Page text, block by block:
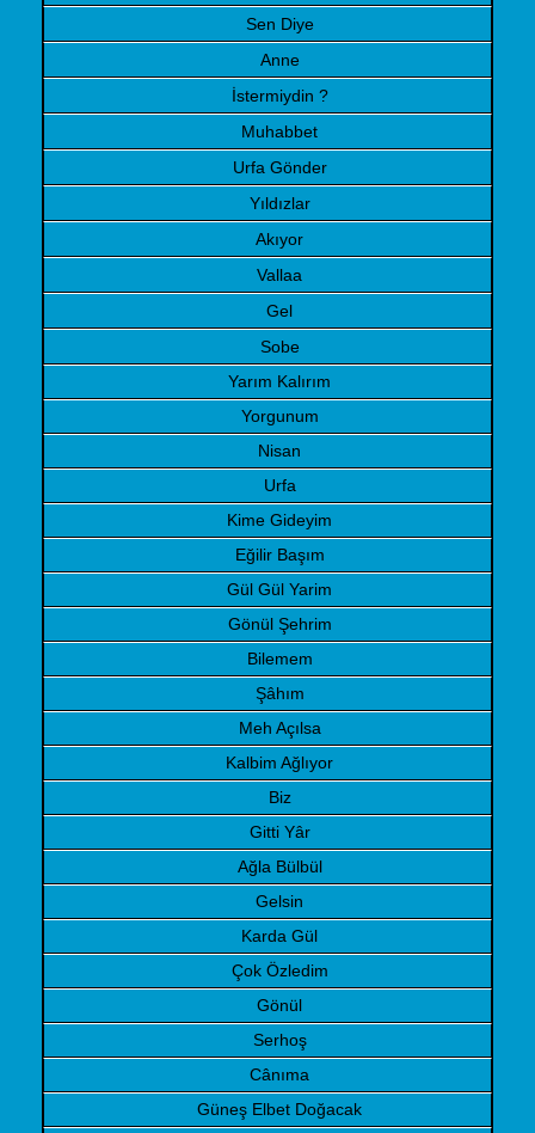
Sen Diye
Anne
İstermiydin ?
Muhabbet
Urfa Gönder
Yıldızlar
Akıyor
Vallaa
Gel
Sobe
Yarım Kalırım
Yorgunum
Nisan
Urfa
Kime Gideyim
Eğilir Başım
Gül Gül Yarim
Gönül Şehrim
Bilemem
Şâhım
Meh Açılsa
Kalbim Ağlıyor
Biz
Gitti Yâr
Ağla Bülbül
Gelsin
Karda Gül
Çok Özledim
Gönül
Serhoş
Cânıma
Güneş Elbet Doğacak